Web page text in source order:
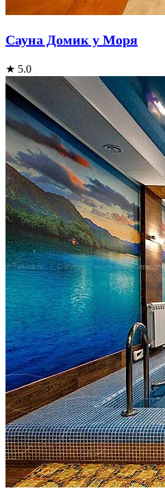
Сауна Домик у Моря
★ 5.0